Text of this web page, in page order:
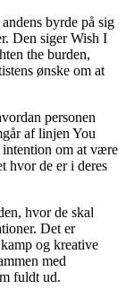
byrde på sig
Den siger Wish I
the burden,
ønske om at
personen
af linjen You
om at være
hvor de er i deres
hvor de skal
Det er
og kreative
med
fuldt ud.